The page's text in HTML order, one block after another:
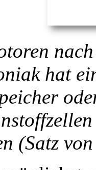
hat
(Satz